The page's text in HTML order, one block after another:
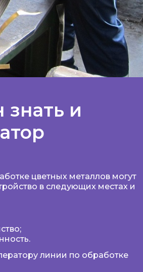
и
цветных металлов могут
в следующих местах и
линии по обработке